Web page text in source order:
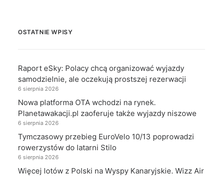
OSTATNIE WPISY
Raport eSky: Polacy chcą organizować wyjazdy
samodzielnie, ale oczekują prostszej rezerwacji
6 sierpnia 2026
Nowa platforma OTA wchodzi na rynek.
Planetawakacji.pl zaoferuje także wyjazdy niszowe
6 sierpnia 2026
Tymczasowy przebieg EuroVelo 10/13 poprowadzi
rowerzystów do latarni Stilo
6 sierpnia 2026
Więcej lotów z Polski na Wyspy Kanaryjskie. Wizz Air